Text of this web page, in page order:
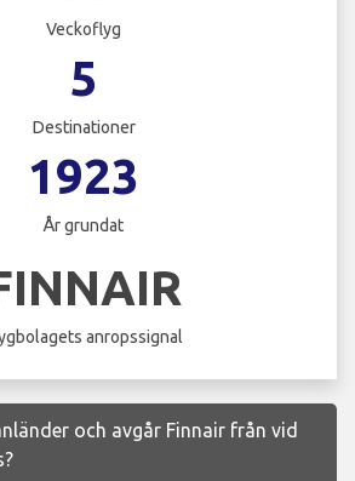
Veckoflyg
5
Destinationer
1923
År grundat
anropssignal
och avgår Finnair från vid